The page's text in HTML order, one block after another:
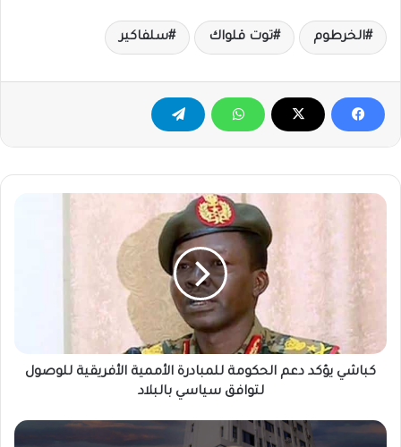
الخرطوم توت قلواك سلفاكير
كباشي
الحكومة
للمبادرة
الأممية
للوصول
لتوافق
سياسي
كباشي يؤكد دعم الحكومة للمبادرة الأممية الأفريقية للوصول
لتوافق سياسي بالبلاد
قنصلية